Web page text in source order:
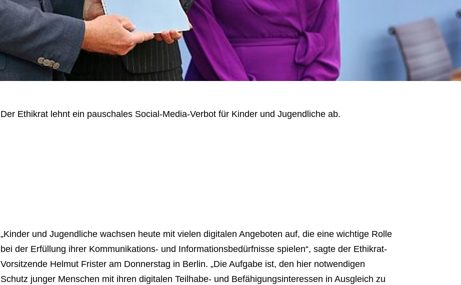
Der Ethikrat lehnt ein pauschales Social-Media-Verbot für Kinder und Jugendliche ab.
„Kinder und Jugendliche wachsen heute mit vielen digitalen Angeboten auf, die eine wichtige Rolle
bei der Erfüllung ihrer Kommunikations- und Informationsbedürfnisse spielen“, sagte der Ethikrat-
Vorsitzende Helmut Frister am Donnerstag in Berlin. „Die Aufgabe ist, den hier notwendigen
Schutz junger Menschen mit ihren digitalen Teilhabe- und Befähigungsinteressen in Ausgleich zu